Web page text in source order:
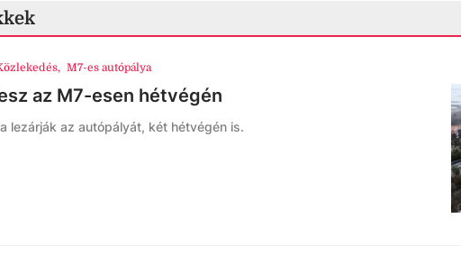
, M7-es autópálya
az M7-esen hétvégén
lezárják az autópályát, két hétvégén is.